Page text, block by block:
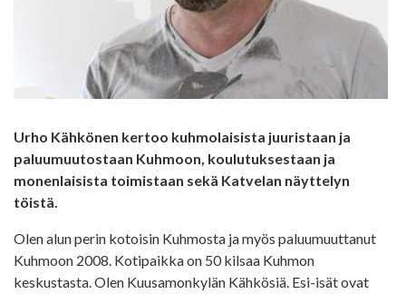
Urho Kähkönen kertoo kuhmolaisista juuristaan ja
paluumuutostaan Kuhmoon, koulutuksestaan ja
monenlaisista toimistaan sekä Katvelan näyttelyn
töistä.
Olen alun perin kotoisin Kuhmosta ja myös paluumuuttanut
Kuhmoon 2008. Kotipaikka on 50 kilsaa Kuhmon
keskustasta. Olen Kuusamonkylän Kähkösiä. Esi-isät ovat